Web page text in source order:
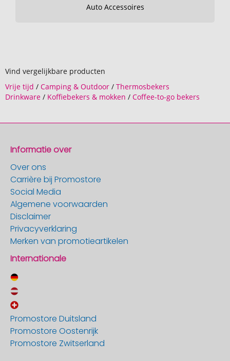
Auto Accessoires
Vind vergelijkbare producten
Vrije tijd / Camping & Outdoor / Thermosbekers
Drinkware / Koffiebekers & mokken / Coffee-to-go bekers
Informatie over
Over ons
Carrière bij Promostore
Social Media
Algemene voorwaarden
Disclaimer
Privacyverklaring
Merken van promotieartikelen
Internationale
Promostore Duitsland
Promostore Oostenrijk
Promostore Zwitserland